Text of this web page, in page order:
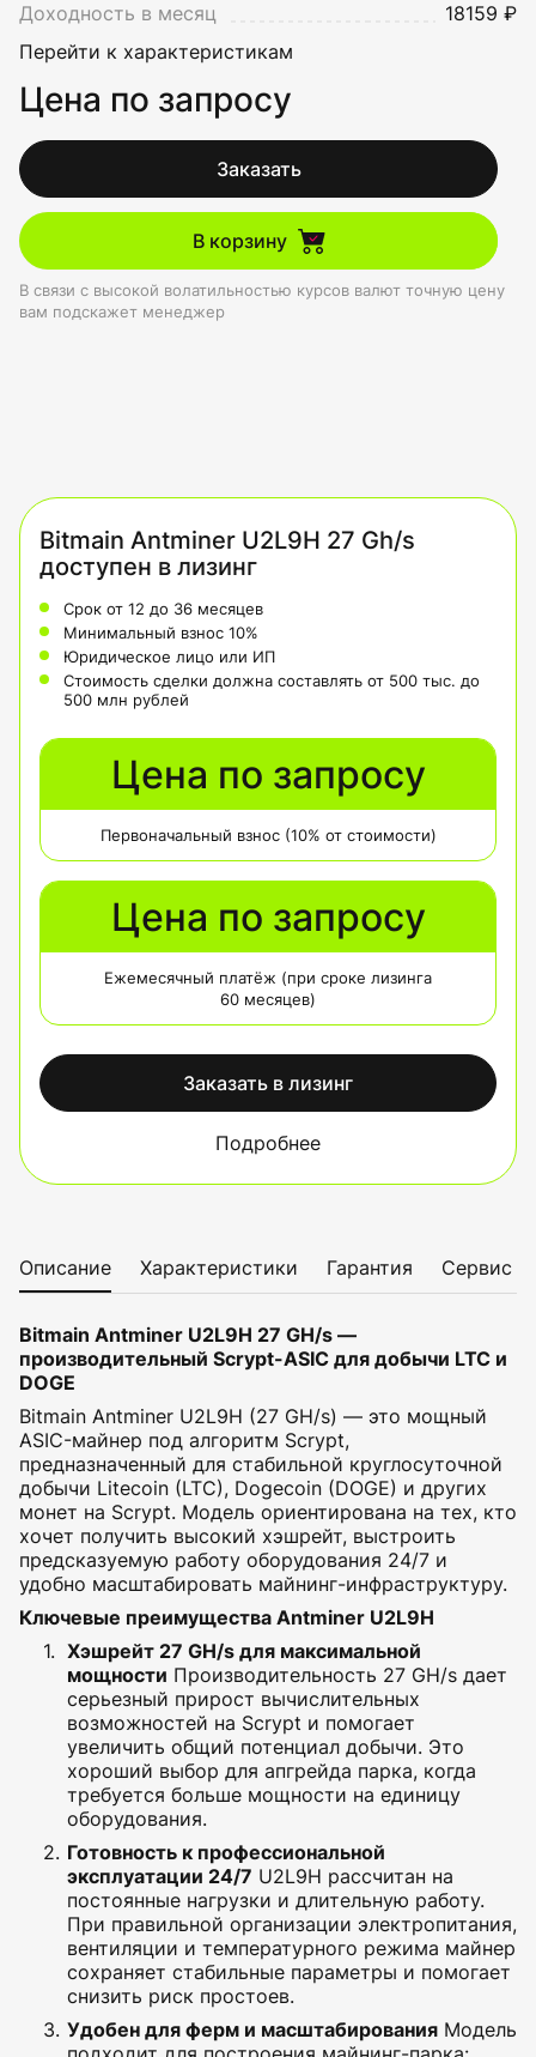
Доходность в месяц
18159 ₽
Перейти к характеристикам
Цена по запросу
Заказать
В корзину
В связи с высокой волатильностью курсов валют точную цену
вам подскажет менеджер
Bitmain Antminer U2L9H 27 Gh/s
доступен в лизинг
Срок от 12 до 36 месяцев
Минимальный взнос 10%
Юридическое лицо или ИП
Стоимость сделки должна составлять от 500 тыс. до
500 млн рублей
Цена по запросу
Первоначальный взнос (10% от стоимости)
Цена по запросу
Ежемесячный платёж (при сроке лизинга
60 месяцев)
Заказать в лизинг
Подробнее
Описание Характеристики Гарантия Сервис
Bitmain Antminer U2L9H 27 GH/s —
производительный Scrypt-ASIC для добычи LTC и
DOGE
Bitmain Antminer U2L9H (27 GH/s) — это мощный
ASIC-майнер под алгоритм Scrypt,
предназначенный для стабильной круглосуточной
добычи Litecoin (LTC), Dogecoin (DOGE) и других
монет на Scrypt. Модель ориентирована на тех, кто
хочет получить высокий хэшрейт, выстроить
предсказуемую работу оборудования 24/7 и
удобно масштабировать майнинг-инфраструктуру.
Ключевые преимущества Antminer U2L9H
Хэшрейт 27 GH/s для максимальной
мощности Производительность 27 GH/s дает
серьезный прирост вычислительных
возможностей на Scrypt и помогает
увеличить общий потенциал добычи. Это
хороший выбор для апгрейда парка, когда
требуется больше мощности на единицу
оборудования.
Готовность к профессиональной
эксплуатации 24/7 U2L9H рассчитан на
постоянные нагрузки и длительную работу.
При правильной организации электропитания,
вентиляции и температурного режима майнер
сохраняет стабильные параметры и помогает
снизить риск простоев.
Удобен для ферм и масштабирования Модель